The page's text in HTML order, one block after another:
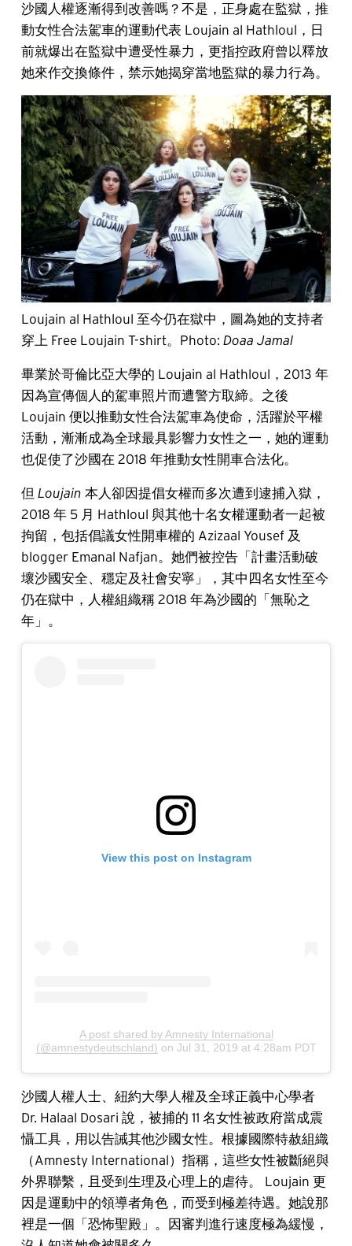
沙國人權逐漸得到改善嗎？不是，正身處在監獄，推
動女性合法駕車的運動代表 Loujain al Hathloul，日
前就爆出在監獄中遭受性暴力，更指控政府曾以釋放
她來作交換條件，禁示她揭穿當地監獄的暴力行為。
Loujain al Hathloul 至今仍在獄中，圖為她的支持者
穿上 Free Loujain T-shirt。Photo: Doaa Jamal
畢業於哥倫比亞大學的 Loujain al Hathloul，2013 年
因為宣傳個人的駕車照片而遭警方取締。之後
Loujain 便以推動女性合法駕車為使命，活躍於平權
活動，漸漸成為全球最具影響力女性之一，她的運動
也促使了沙國在 2018 年推動女性開車合法化。
但 Loujain 本人卻因提倡女權而多次遭到逮捕入獄，
2018 年 5 月 Hathloul 與其他十名女權運動者一起被
拘留，包括倡議女性開車權的 Azizaal Yousef 及
blogger Emanal Nafjan。她們被控告「計畫活動破
壞沙國安全、穩定及社會安寧」，其中四名女性至今
仍在獄中，人權組織稱 2018 年為沙國的「無恥之
年」。
View this post on Instagram
A post shared by Amnesty International
(@amnestydeutschland) on Jul 31, 2019 at 4:28am PDT
沙國人權人士、紐約大學人權及全球正義中心學者
Dr. Halaal Dosari 說，被捕的 11 名女性被政府當成震
懾工具，用以告誡其他沙國女性。根據國際特赦組織
（Amnesty International）指稱，這些女性被斷絕與
外界聯繫，且受到生理及心理上的虐待。 Loujain 更
因是運動中的領導者角色，而受到極差待遇。她說那
裡是一個「恐怖聖殿」。因審判進行速度極為緩慢，